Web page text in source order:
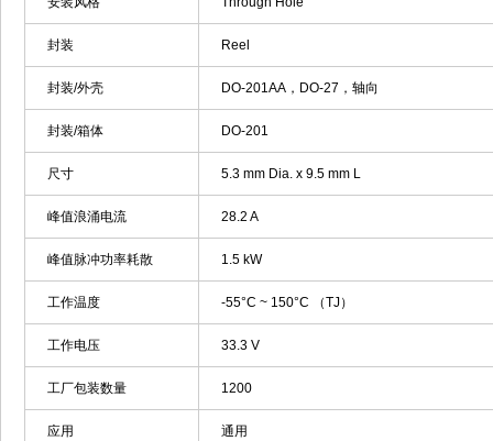
封装 Reel
封装/外壳 DO-201AA，DO-27，轴向
封装/箱体 DO-201
尺寸 5.3 mm Dia. x 9.5 mm L
峰值浪涌电流 28.2 A
峰值脉冲功率耗散 1.5 kW
工作温度 -55°C ~ 150°C （TJ）
工作电压 33.3 V
工厂包装数量 1200
应用 通用